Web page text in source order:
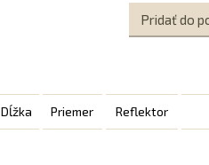
Pridať do
Dĺžka Priemer Reflektor